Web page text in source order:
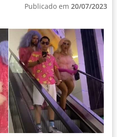
Publicado em 20/07/2023